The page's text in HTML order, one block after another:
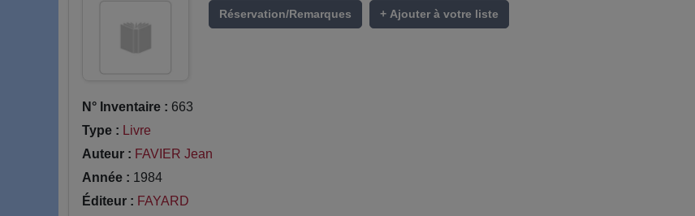
Réservation/Remarques + Ajouter à votre liste
N° Inventaire : 663
Type : Livre
Auteur : FAVIER Jean
Année : 1984
Éditeur : FAYARD